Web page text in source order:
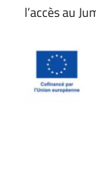
l’accès au